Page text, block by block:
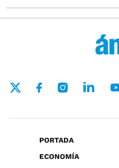
PORTADA
ECONOMÍA